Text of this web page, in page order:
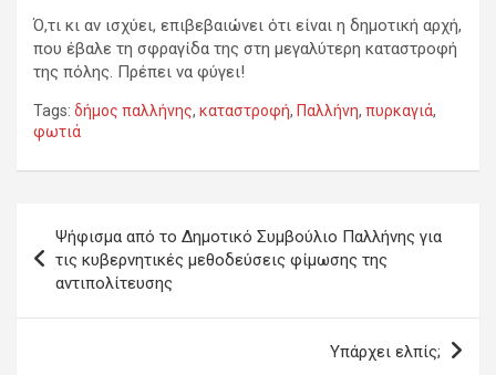
Ό,τι κι αν ισχύει, επιβεβαιώνει ότι είναι η δημοτική αρχή,
που έβαλε τη σφραγίδα της στη μεγαλύτερη καταστροφή
της πόλης. Πρέπει να φύγει!
Tags: δήμος παλλήνης, καταστροφή, Παλλήνη, πυρκαγιά,
φωτιά
άρθρων
Ψήφισμα από το Δημοτικό Συμβούλιο Παλλήνης για
τις κυβερνητικές μεθοδεύσεις φίμωσης της
αντιπολίτευσης
Υπάρχει ελπίς;